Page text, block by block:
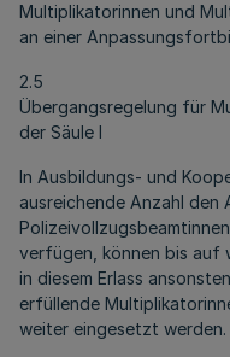
Multiplikatorinnen und
an einer
2.5
Übergangsregelung für
der Säule I
In Ausbildungs- und
ausreichende Anzahl
verfügen, können bis auf
in diesem Erlass
erfüllende
weiter eingesetzt werden.